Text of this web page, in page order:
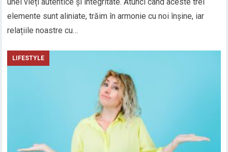
elemente sunt aliniate, trăim în armonie cu noi înșine, iar
relațiile noastre cu…
LIFESTYLE